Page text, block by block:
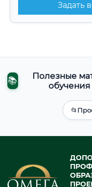
Задать
📚
Полезные
📂